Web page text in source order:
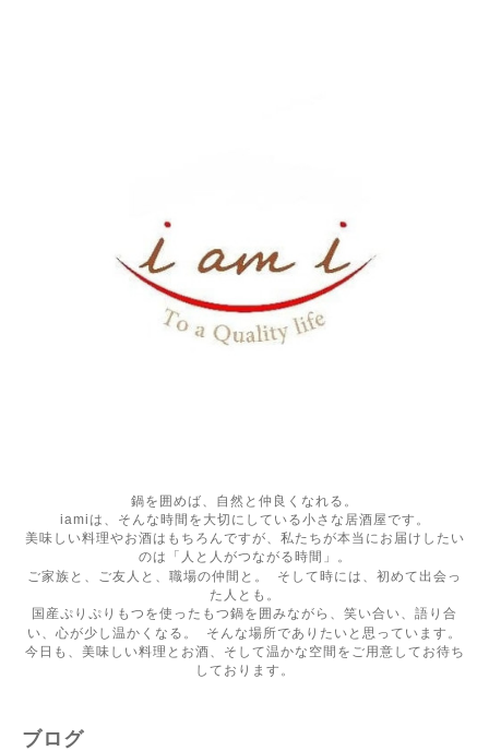
鍋を囲めば、自然と仲良くなれる。
iamiは、そんな時間を大切にしている小さな居酒屋です。
美味しい料理やお酒はもちろんですが、私たちが本当にお届けしたい
のは「人と人がつながる時間」。
ご家族と、ご友人と、職場の仲間と。 そして時には、初めて出会っ
た人とも。
国産ぷりぷりもつを使ったもつ鍋を囲みながら、笑い合い、語り合
い、心が少し温かくなる。 そんな場所でありたいと思っています。
今日も、美味しい料理とお酒、そして温かな空間をご用意してお待ち
しております。
ブログ